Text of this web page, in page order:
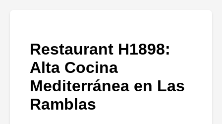
Restaurant H1898:
Alta Cocina
Mediterránea en Las
Ramblas